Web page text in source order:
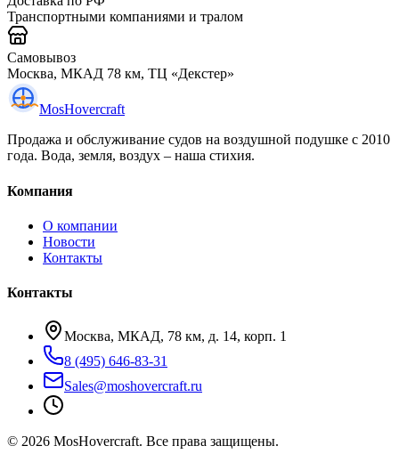
Транспортными компаниями и тралом
Самовывоз
Москва, МКАД 78 км, ТЦ «Декстер»
MosHovercraft
Продажа и обслуживание судов на воздушной подушке с 2010
года. Вода, земля, воздух – наша стихия.
Компания
О компании
Новости
Контакты
Контакты
Москва, МКАД, 78 км, д. 14, корп. 1
8 (495) 646-83-31
Sales@moshovercraft.ru
© 2026 MosHovercraft. Все права защищены.